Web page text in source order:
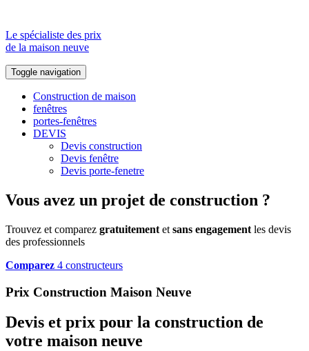
Le spécialiste des prix
de la maison neuve
Toggle navigation
Construction de maison
fenêtres
portes-fenêtres
DEVIS
Devis construction
Devis fenêtre
Devis porte-fenetre
Vous avez un projet de construction ?
Trouvez et comparez gratuitement et sans engagement les devis
des professionnels
Comparez 4 constructeurs
Prix Construction Maison Neuve
Devis et prix pour la construction de
votre maison neuve